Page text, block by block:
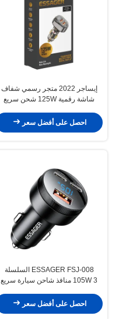
إيساجر 2022 متجر رسمي شفاف
شاشة رقمية 125W شحن سريع
سيارات
احصل على أفضل سعر
ESSAGER FSJ-008 السلسلة
105W 3 منافذ شاحن سيارة سريع
احصل على أفضل سعر